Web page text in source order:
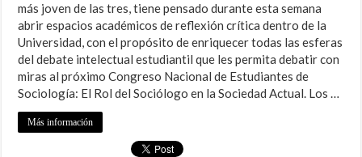
más joven de las tres, tiene pensado durante esta semana
abrir espacios académicos de reflexión crítica dentro de la
Universidad, con el propósito de enriquecer todas las esferas
del debate intelectual estudiantil que les permita debatir con
miras al próximo Congreso Nacional de Estudiantes de
Sociología: El Rol del Sociólogo en la Sociedad Actual. Los …
Más información